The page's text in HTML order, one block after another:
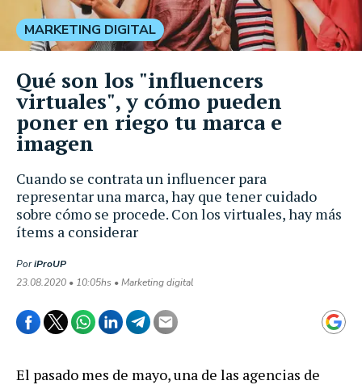
Cuando se contrata un influencer para
representar una marca, hay que tener cuidado
sobre cómo se procede. Con los virtuales, hay más
ítems a considerar
PoriProUP
23.08.2020 • 10:05hs • Marketing digital
MARKETING DIGITAL
Qué son los "influencers
virtuales", y cómo pueden
poner en riego tu marca e
imagen
El pasado mes de mayo, una de las agencias de